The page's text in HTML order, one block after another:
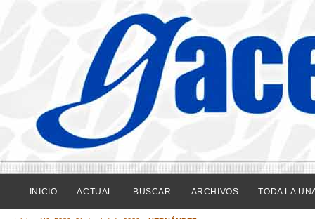
INICIO ACTUAL BUSCAR ARCHIVOS TODA LA